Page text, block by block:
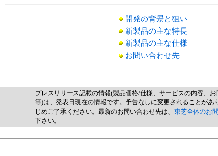
開発の背景と狙い
新製品の主な特長
新製品の主な仕様
お問い合わせ先
プレスリリース記載の情報(製品価格/仕様、サービスの内容、
等)は、発表日現在の情報です。予告なしに変更されることがあ
じめご了承ください。最新のお問い合わせ先は、 東芝全体のお
下さい。